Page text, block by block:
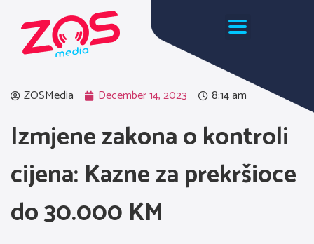
ZOSMedia December 14, 2023 8:14 am
Izmjene zakona o kontroli
cijena: Kazne za prekršioce
do 30.000 KM